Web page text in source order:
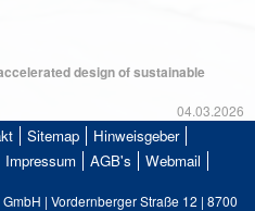
design of sustainable
04.03.2026
Sitemap
Hinweisgeber
Impressum AGB's Webmail
| Vordernberger Straße 12 | 8700